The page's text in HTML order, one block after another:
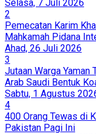
Selasa, 7 Juli 2026
2
Pemecatan Karim
Mahkamah Pidana
Ahad, 26 Juli 2026
3
Jutaan Warga Yaman
Arab Saudi Bentuk
Sabtu, 1 Agustus
4
400 Orang Tewas di
Pakistan Pagi Ini